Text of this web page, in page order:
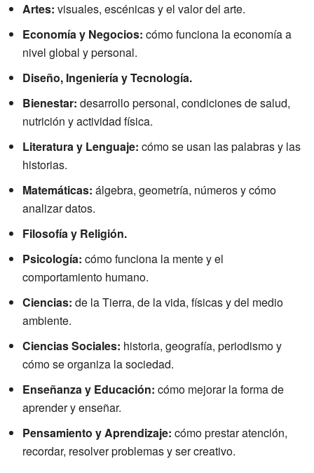
Artes: visuales, escénicas y el valor del arte.
Economía y Negocios: cómo funciona la economía a
nivel global y personal.
Diseño, Ingeniería y Tecnología.
Bienestar: desarrollo personal, condiciones de salud,
nutrición y actividad física.
Literatura y Lenguaje: cómo se usan las palabras y las
historias.
Matemáticas: álgebra, geometría, números y cómo
analizar datos.
Filosofía y Religión.
Psicología: cómo funciona la mente y el
comportamiento humano.
Ciencias: de la Tierra, de la vida, físicas y del medio
ambiente.
Ciencias Sociales: historia, geografía, periodismo y
cómo se organiza la sociedad.
Enseñanza y Educación: cómo mejorar la forma de
aprender y enseñar.
Pensamiento y Aprendizaje: cómo prestar atención,
recordar, resolver problemas y ser creativo.